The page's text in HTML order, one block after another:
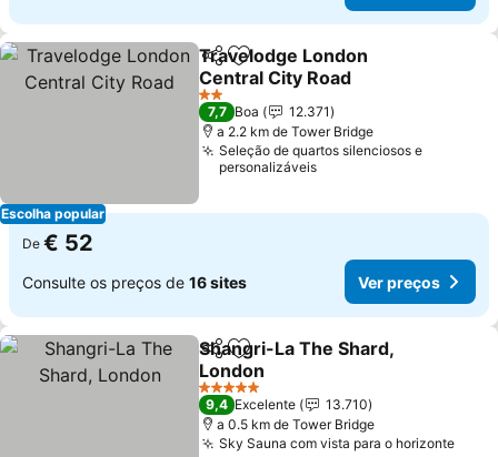
Escolha popular
PartilharAdicionar aos favoritos
Travelodge London
Central City Road
Ver preços
2 Estrelas
7,7 Boa
12.371
a 2.2 km de Tower Bridge
Seleção de quartos silenciosos e
personalizáveis
De € 52
Consulte os preços de 16 sites Ver preços
PartilharAdicionar aos favoritos
Shangri-La The Shard,
London
Ver preços
5 Estrelas
9,4 Excelente
13.710
a 0.5 km de Tower Bridge
Sky Sauna com vista para o horizonteVer